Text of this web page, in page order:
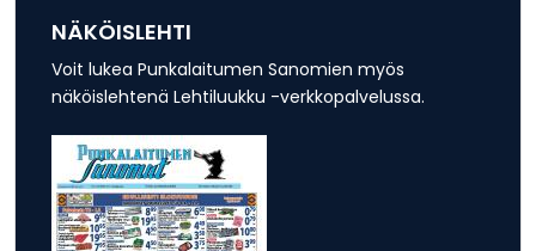
NÄKÖISLEHTI
Voit lukea Punkalaitumen Sanomien myös
näköislehtenä Lehtiluukku -verkkopalvelussa.